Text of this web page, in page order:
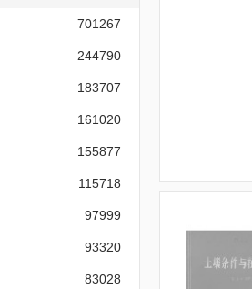
701267
244790
183707
161020
155877
115718
97999
93320
83028